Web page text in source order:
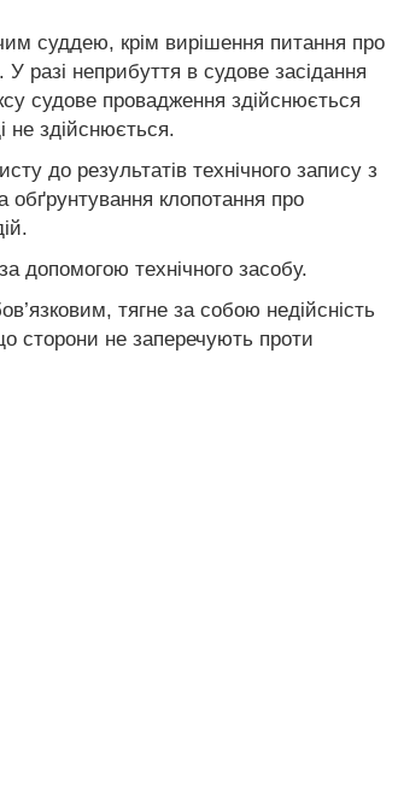
суддею, крім вирішення питання про
разі неприбуття в судове засідання
судове провадження здійснюється
не здійснюється.
до результатів технічного запису з
обґрунтування клопотання про
допомогою технічного засобу.
тягне за собою недійсність
сторони не заперечують проти